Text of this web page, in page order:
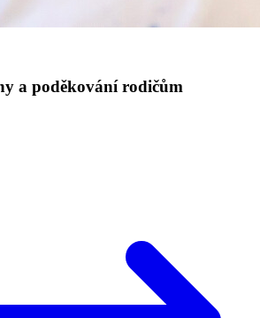
a poděkování rodičům